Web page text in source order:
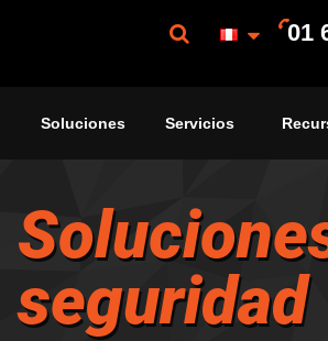
01
Soluciones Servicios
seguridad